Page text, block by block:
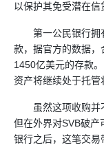
以保护其免受潜在信
第一公民银行
款，据官方的数据
1450亿美元的存款
资产将继续处于托管
虽然这项收购并
但在外界对SVB破
银行之后，这笔交易